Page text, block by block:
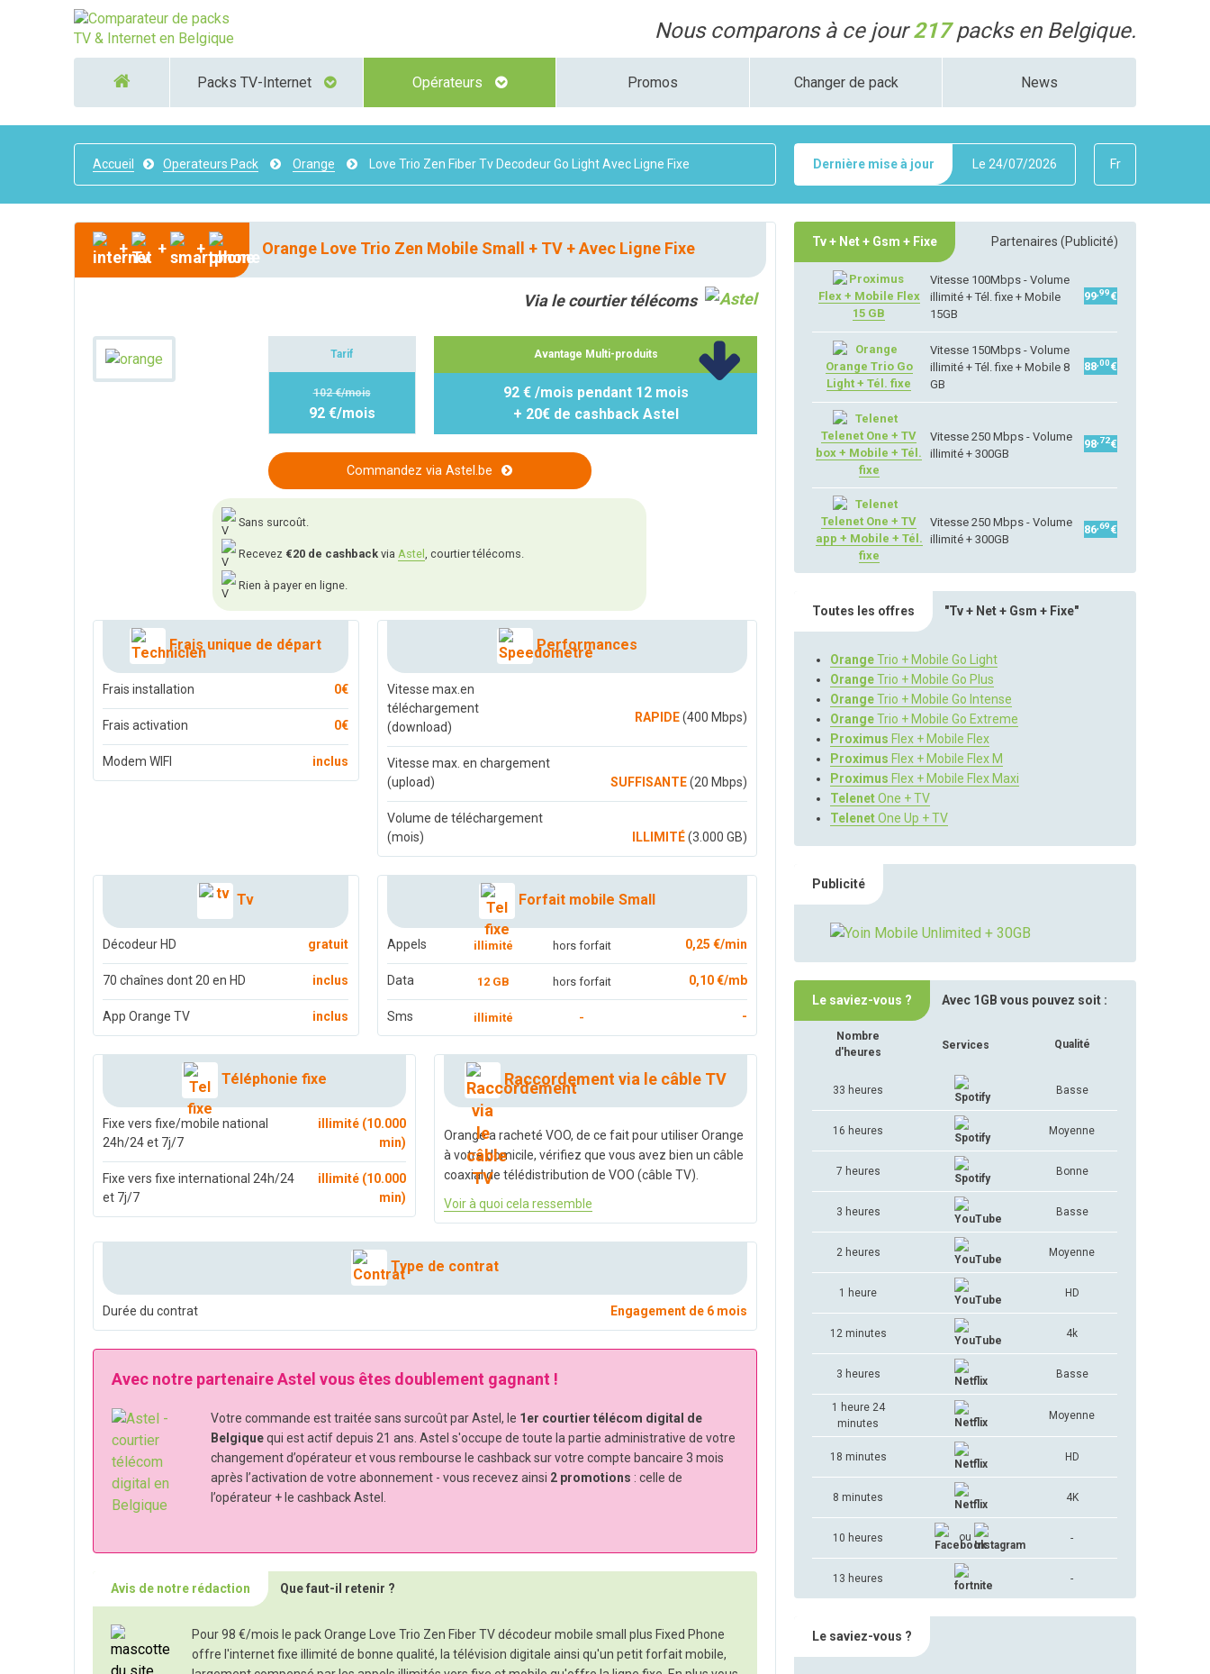
Nous comparons à ce jour217packs en Belgique.
Packs TV-Internet Opérateurs Promos Changer de pack News
Accueil Operateurs Pack Orange Love Trio Zen Fiber Tv Decodeur Go Light Avec Ligne Fixe Dernière mise à jour Le 24/07/2026 Fr
+ + + Orange Love Trio Zen Mobile Small + TV + Avec Ligne Fixe
Via le courtier télécoms
Tarif
102 €/mois
92 €/mois
Avantage Multi-produits
92 € /mois pendant 12 mois
+ 20€ de cashback Astel
Commandez via Astel.be
Sans surcoût.
Recevez €20 de cashback via Astel , courtier télécoms.
Rien à payer en ligne.
Frais unique de départ
Frais installation 0€
Frais activation 0€
Modem WIFI inclus
Performances
Vitesse max.en
téléchargement
(download)
RAPIDE(400 Mbps)
Vitesse max. en chargement
(upload)
SUFFISANTE(20 Mbps)
Volume de téléchargement
(mois)
ILLIMITÉ(3.000 GB)
Tv
Décodeur HD gratuit
70 chaînes dont 20 en HD inclus
App Orange TV inclus
Forfait mobile Small
Appels illimité hors forfait 0,25 €/min
Data 12 GB hors forfait 0,10 €/mb
Sms illimité - -
Téléphonie fixe
Fixe vers fixe/mobile national
24h/24 et 7j/7
illimité (10.000
min)
Fixe vers fixe international 24h/24
et 7j/7
illimité (10.000
min)
Raccordement via le câble TV
Orange a racheté VOO, de ce fait pour utiliser Orange
à votre domicile, vérifiez que vous avez bien un câble
coaxial de télédistribution de VOO (câble TV).
Voir à quoi cela ressemble
Type de contrat
Durée du contrat Engagement de 6 mois
Avec notre partenaire Astel vous êtes doublement gagnant !
Votre commande est traitée sans surcoût par Astel, le 1er courtier télécom digital de
Belgiquequi est actif depuis 21 ans. Astel s'occupe de toute la partie administrative de votre
changement d’opérateur et vous rembourse le cashback sur votre compte bancaire 3 mois
après l’activation de votre abonnement - vous recevez ainsi 2 promotions : celle de
l’opérateur + le cashback Astel.
Avis de notre rédaction Que faut-il retenir ?
Pour 98 €/mois le pack Orange Love Trio Zen Fiber TV décodeur mobile small plus Fixed Phone
offre l'internet fixe illimité de bonne qualité, la télévision digitale ainsi qu'un petit forfait mobile,
Tv + Net + Gsm + Fixe Partenaires (Publicité)
Flex + Mobile Flex
15 GB
Vitesse 100Mbps - Volume
illimité + Tél. fixe + Mobile
15GB
99 ,99€
Orange Trio Go
Light + Tél. fixe
Vitesse 150Mbps - Volume
illimité + Tél. fixe + Mobile 8
GB
88 ,00€
Telenet One + TV
box + Mobile + Tél.
fixe
Vitesse 250 Mbps - Volume
illimité + 300GB
98 ,72€
Telenet One + TV
app + Mobile + Tél.
fixe
Vitesse 250 Mbps - Volume
illimité + 300GB
86 ,69€
Toutes les offres "Tv + Net + Gsm + Fixe"
OrangeTrio + Mobile Go Light
OrangeTrio + Mobile Go Plus
OrangeTrio + Mobile Go Intense
OrangeTrio + Mobile Go Extreme
Proximus Flex + Mobile Flex
Proximus Flex + Mobile Flex M
Proximus Flex + Mobile Flex Maxi
TelenetOne + TV
TelenetOne Up + TV
Publicité
Le saviez-vous ? Avec 1GB vous pouvez soit :
Nombre
d'heures
Services Qualité
33 heures Basse
16 heures Moyenne
7 heures Bonne
3 heures Basse
2 heures Moyenne
1 heure HD
12 minutes 4k
3 heures Basse
1 heure 24
minutes
Moyenne
18 minutes HD
8 minutes 4K
10 heures ou -
13 heures -
Le saviez-vous ?